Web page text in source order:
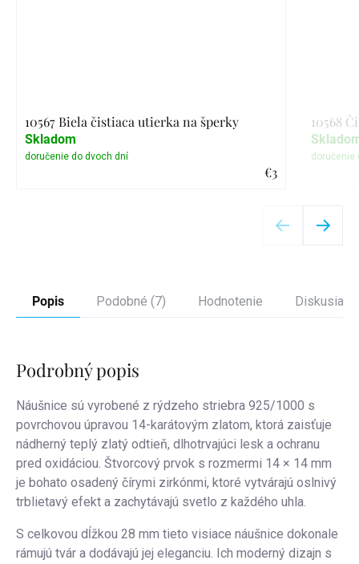
10567 Biela čistiaca utierka na šperky
€3
Skladom
10568
Popis Podobné (7) Hodnotenie Diskusia
Podrobný popis
Náušnice sú vyrobené z rýdzeho striebra 925/1000 s
povrchovou úpravou 14-karátovým zlatom, ktorá zaisťuje
nádherný teplý zlatý odtieň, dlhotrvajúci lesk a ochranu
pred oxidáciou. Štvorcový prvok s rozmermi 14 × 14 mm
je bohato osadený čírymi zirkónmi, ktoré vytvárajú oslnivý
trblietavý efekt a zachytávajú svetlo z každého uhla.
S celkovou dĺžkou 28 mm tieto visiace náušnice dokonale
rámujú tvár a dodávajú jej eleganciu. Ich moderný dizajn s